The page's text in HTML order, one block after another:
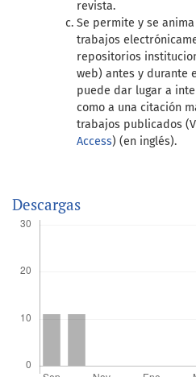
revista.
Se permite y se
trabajos
repositorios
web) antes y durante
puede dar lugar a
como a una citación
trabajos publicados
Access) (en inglés).
Descargas